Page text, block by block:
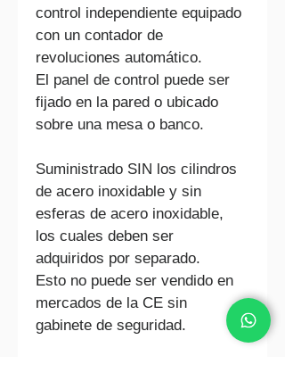
control independiente equipado
con un contador de
revoluciones automático.
El panel de control puede ser
fijado en la pared o ubicado
sobre una mesa o banco.
Suministrado SIN los cilindros
de acero inoxidable y sin
esferas de acero inoxidable,
los cuales deben ser
adquiridos por separado.
Esto no puede ser vendido en
mercados de la CE sin
gabinete de seguridad.